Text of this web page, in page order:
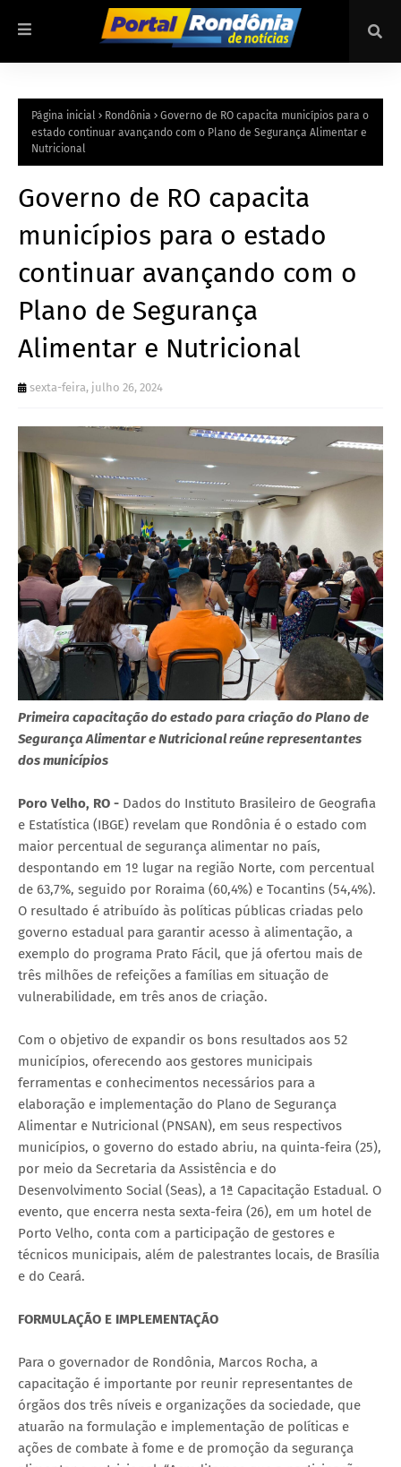
Página inicial Rondônia
Governo de RO capacita municípios para o
estado continuar avançando com o Plano de Segurança Alimentar e
Nutricional
Governo de RO capacita
municípios para o estado
continuar avançando com o
Plano de Segurança
Alimentar e Nutricional
sexta-feira, julho 26, 2024
Primeira capacitação do estado para criação do Plano de
Segurança Alimentar e Nutricional reúne representantes
dos municípios
Poro Velho, RO - Dados do Instituto Brasileiro de Geografia
e Estatística (IBGE) revelam que Rondônia é o estado com
maior percentual de segurança alimentar no país,
despontando em 1º lugar na região Norte, com percentual
de 63,7%, seguido por Roraima (60,4%) e Tocantins (54,4%).
O resultado é atribuído às políticas públicas criadas pelo
governo estadual para garantir acesso à alimentação, a
exemplo do programa Prato Fácil, que já ofertou mais de
três milhões de refeições a famílias em situação de
vulnerabilidade, em três anos de criação.
Com o objetivo de expandir os bons resultados aos 52
municípios, oferecendo aos gestores municipais
ferramentas e conhecimentos necessários para a
elaboração e implementação do Plano de Segurança
Alimentar e Nutricional (PNSAN), em seus respectivos
municípios, o governo do estado abriu, na quinta-feira (25),
por meio da Secretaria da Assistência e do
Desenvolvimento Social (Seas), a 1ª Capacitação Estadual. O
evento, que encerra nesta sexta-feira (26), em um hotel de
Porto Velho, conta com a participação de gestores e
técnicos municipais, além de palestrantes locais, de Brasília
e do Ceará.
FORMULAÇÃO E IMPLEMENTAÇÃO
Para o governador de Rondônia, Marcos Rocha, a
capacitação é importante por reunir representantes de
órgãos dos três níveis e organizações da sociedade, que
atuarão na formulação e implementação de políticas e
ações de combate à fome e de promoção da segurança